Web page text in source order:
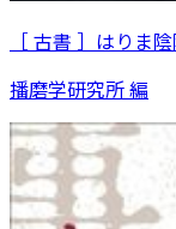
［ 古書 ］はりま
播磨学研究所 編